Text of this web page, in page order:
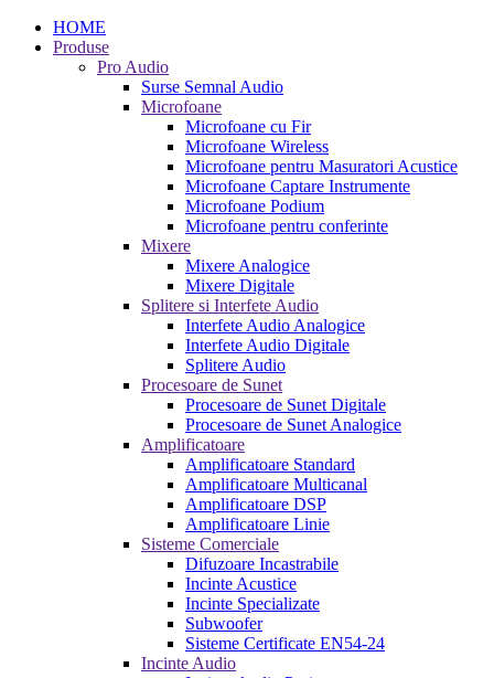
HOME
Produse
Pro Audio
Surse Semnal Audio
Microfoane
Microfoane cu Fir
Microfoane Wireless
Microfoane pentru Masuratori Acustice
Microfoane Captare Instrumente
Microfoane Podium
Microfoane pentru conferinte
Mixere
Mixere Analogice
Mixere Digitale
Splitere si Interfete Audio
Interfete Audio Analogice
Interfete Audio Digitale
Splitere Audio
Procesoare de Sunet
Procesoare de Sunet Digitale
Procesoare de Sunet Analogice
Amplificatoare
Amplificatoare Standard
Amplificatoare Multicanal
Amplificatoare DSP
Amplificatoare Linie
Sisteme Comerciale
Difuzoare Incastrabile
Incinte Acustice
Incinte Specializate
Subwoofer
Sisteme Certificate EN54-24
Incinte Audio